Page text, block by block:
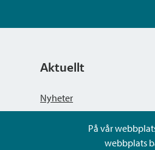
På vår
webbplats
Aktuellt
Nyheter
Kungörelser